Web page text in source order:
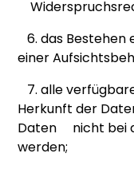
6. das Bestehen
einer
7. alle
Herkunft der
Daten nicht bei
werden;